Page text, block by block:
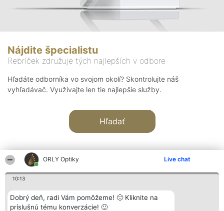
ORLY Optiky Live chat
10:13
Dobrý deň, radi Vám pomôžeme! 🙂 Kliknite na
príslušnú tému konverzácie! 🙂
Nájdite špecialistu
Rebríček združuje tých najlepších v odbore
Hľadáte odborníka vo svojom okolí? Skontrolujte náš
vyhľadávač. Využívajte len tie najlepšie služby.
Hľadať
Organizátor hodnotenia
Bright Side Solutions sp. z o.
o. sp. k.
Hodnotenie
Laureáti
Lista
Kontakt
Kontakt